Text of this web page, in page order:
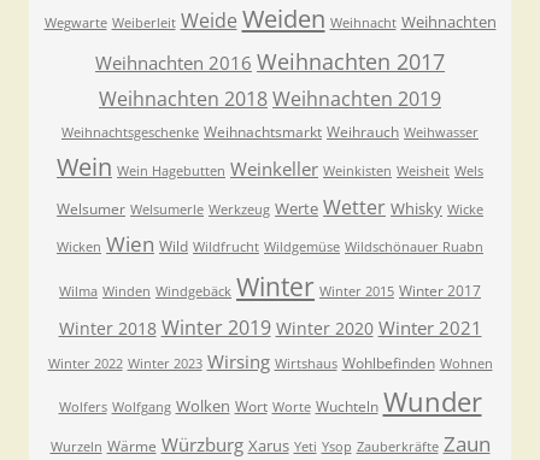
Wegwarte Weiberleit Weide Weiden Weihnacht Weihnachten
Weihnachten 2016 Weihnachten 2017
Weihnachten 2018Weihnachten 2019
Weihnachtsgeschenke Weihnachtsmarkt Weihrauch Weihwasser
Wein Wein Hagebutten Weinkeller Weinkisten Weisheit Wels
Welsumer Welsumerle Werkzeug Werte Wetter Whisky Wicke
Wicken Wien Wild Wildfrucht Wildgemüse Wildschönauer Ruabn
Wilma Winden Windgebäck Winter Winter 2015 Winter 2017
Winter 2018 Winter 2019 Winter 2020 Winter 2021
Winter 2022 Winter 2023 Wirsing Wirtshaus Wohlbefinden Wohnen
Wolfers Wolfgang Wolken Wort Worte Wuchteln Wunder
Wurzeln Wärme Würzburg Xarus Yeti Ysop Zauberkräfte Zaun